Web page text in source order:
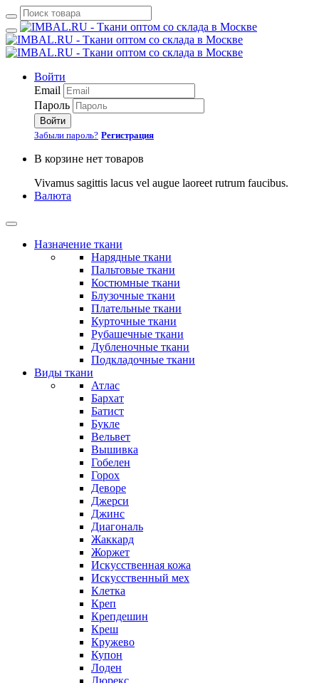
Войти
Email
Пароль
Войти
Забыли пароль? Регистрация
В корзине нет товаров
Vivamus sagittis lacus vel augue laoreet rutrum faucibus.
Валюта
Назначение ткани
Нарядные ткани
Пальтовые ткани
Костюмные ткани
Блузочные ткани
Плательные ткани
Курточные ткани
Рубашечные ткани
Дубленочные ткани
Подкладочные ткани
Виды ткани
Атлас
Бархат
Батист
Букле
Вельвет
Вышивка
Гобелен
Горох
Деворе
Джерси
Джинс
Диагональ
Жаккард
Жоржет
Искусственная кожа
Искусственный мех
Клетка
Креп
Крепдешин
Креш
Кружево
Купон
Лоден
Люрекс